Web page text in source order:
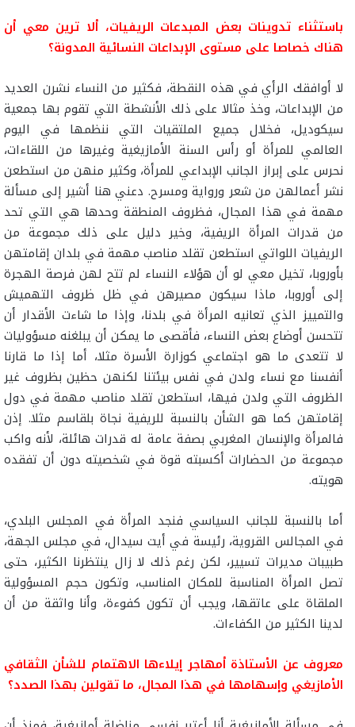
باستثناء تدوينات بعض المبدعات الريفيات، ألا ترين معي أن
هناك خصاصا على مستوى الإبداعات النسائية المدونة؟
لا أوافقك الرأي في هذه النقطة، فكثير من النساء نشرن العديد
من الإبداعات، وخذ مثالا على ذلك الأنشطة التي تقوم بها جمعية
سيكوديل، فخلال جميع الملتقيات التي ننظمها في اليوم
العالمي للمرأة أو رأس السنة الأمازيغية وغيرها من اللقاءات،
نحرس على إبراز الجانب الإبداعي للمرأة، وكثير منهن من استطعن
نشر أعمالهن من شعر ورواية ومسرح. دعني هنا أشير إلى مسألة
مهمة في هذا المجال، فظروف المنطقة وحدها هي التي تحد
من قدرات المرأة الريفية، وخير دليل على ذلك مجموعة من
الريفيات اللواتي استطعن تقلد مناصب مهمة في بلدان إقامتهن
بأوروبا، تخيل معي لو أن هؤلاء النساء لم تتح لهن فرصة الهجرة
إلى أوروبا، ماذا سيكون مصيرهن في ظل ظروف التهميش
والتمييز الذي تعانيه المرأة في بلدنا، وإذا ما شاءت الأقدار أن
تتحسن أوضاع بعض النساء، فأقصى ما يمكن أن يبلغنه مسؤوليات
لا تتعدى ما هو اجتماعي كوزارة الأسرة مثلا، أما إذا ما قارنا
أنفسنا مع نساء ولدن في نفس بيئتنا لكنهن حظين بظروف غير
الظروف التي ولدن فيها، استطعن تقلد مناصب مهمة في دول
إقامتهن كما هو الشأن بالنسبة للريفية نجاة بلقاسم مثلا. إذن
فالمرأة والإنسان المغربي بصفة عامة له قدرات هائلة، لأنه واكب
مجموعة من الحضارات أكسبته قوة في شخصيته دون أن تفقده
هويته.
أما بالنسبة للجانب السياسي فنجد المرأة في المجلس البلدي،
في المجالس القروية، رئيسة في أيت سيدال، في مجلس الجهة،
طبيبات مديرات تسيير، لكن رغم ذلك لا زال ينتظرنا الكثير، حتى
تصل المرأة المناسبة للمكان المناسب، وتكون حجم المسؤولية
الملقاة على عاتقها، ويجب أن تكون كفوءة، وأنا واثقة من أن
لدينا الكثير من الكفاءات.
معروف عن الأستاذة أمهاجر إيلاءها الاهتمام للشأن الثقافي
الأمازيغي وإسهامها في هذا المجال، ما تقولين بهذا الصدد؟